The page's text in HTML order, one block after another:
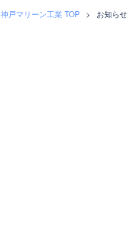
神戸マリーン工業 TOP > お知らせ